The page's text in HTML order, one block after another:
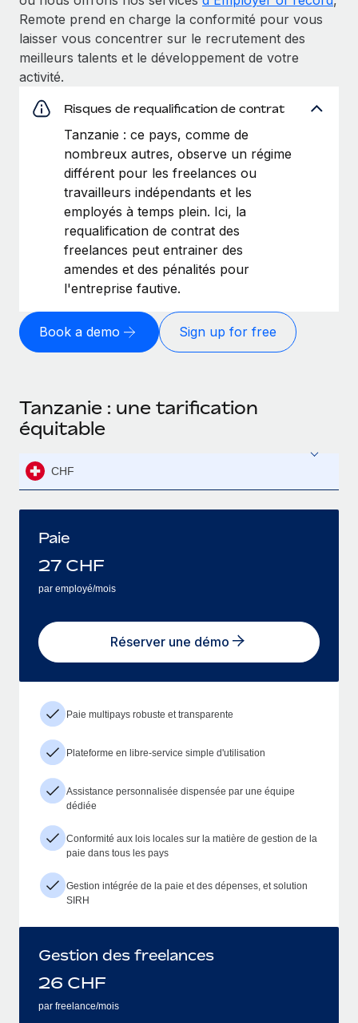
Remote prend en charge la conformité pour vous
laisser vous concentrer sur le recrutement des
meilleurs talents et le développement de votre
activité.
Risques de requalification de contrat
Tanzanie : ce pays, comme de
nombreux autres, observe un régime
différent pour les freelances ou
travailleurs indépendants et les
employés à temps plein. Ici, la
requalification de contrat des
freelances peut entrainer des
amendes et des pénalités pour
l'entreprise fautive.
Book a demo Sign up for free
Tanzanie : une tarification
équitable
CHF
Paie
27 CHF
par employé/mois
Réserver une démo
Paie multipays robuste et transparente
Plateforme en libre-service simple d'utilisation
Assistance personnalisée dispensée par une équipe
dédiée
Conformité aux lois locales sur la matière de gestion de la
paie dans tous les pays
Gestion intégrée de la paie et des dépenses, et solution
SIRH
Gestion des freelances
26 CHF
par freelance/mois